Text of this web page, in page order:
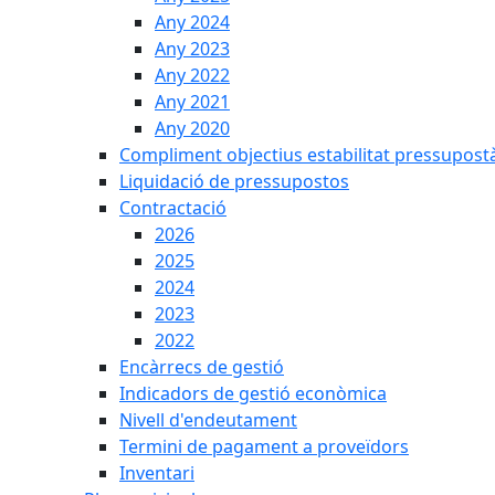
Any 2024
Any 2023
Any 2022
Any 2021
Any 2020
Compliment objectius estabilitat
Liquidació de pressupostos
Contractació
2026
2025
2024
2023
2022
Encàrrecs de gestió
Indicadors de gestió econòmica
Nivell d'endeutament
Termini de pagament a proveïdors
Inventari